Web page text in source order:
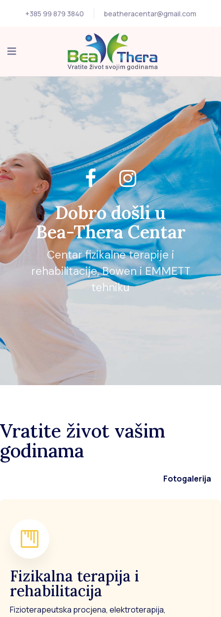
+385 99 879 3840 beatheracentar@gmail.com
Dobro došli u
Bea-Thera Centar
Centar fizikalne terapije i
rehabilitacije, Bowen i EMMETT
tehniku
Vratite život vašim
godinama
Fotogalerija
Fizikalna terapija i
rehabilitacija
Fizioterapeutska procjena, elektroterapija,